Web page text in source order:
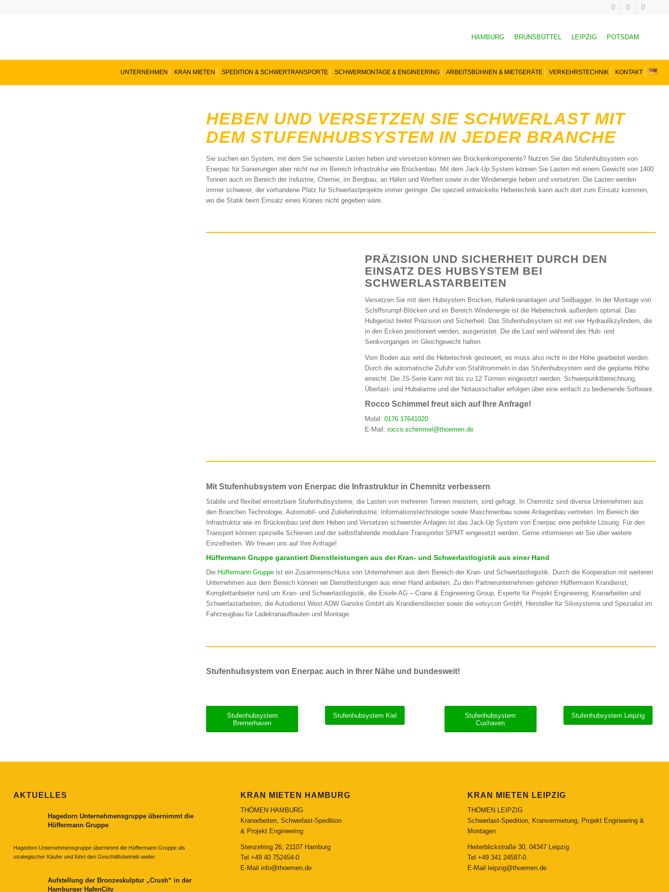
HAMBURG BRUNSBÜTTEL LEIPZIG POTSDAM
UNTERNEHMEN KRAN MIETEN SPEDITION & SCHWERTRANSPORTE SCHWERMONTAGE & ENGINEERING ARBEITSBÜHNEN & MIETGERÄTE VERKEHRSTECHNIK KONTAKT
HEBEN UND VERSETZEN SIE SCHWERLAST MIT
DEM STUFENHUBSYSTEM IN JEDER BRANCHE
Sie suchen ein System, mit dem Sie schwerste Lasten heben und versetzen können wie Brückenkomponente? Nutzen Sie das Stufenhubsystem von
Enerpac für Sanierungen aber nicht nur im Bereich Infrastruktur wie Brückenbau. Mit dem Jack-Up System können Sie Lasten mit einem Gewicht von 1400
Tonnen auch im Bereich der Industrie, Chemie, im Bergbau, an Häfen und Werften sowie in der Windenergie heben und versetzen. Die Lasten werden
immer schwerer, der vorhandene Platz für Schwerlastprojekte immer geringer. Die speziell entwickelte Hebetechnik kann auch dort zum Einsatz kommen,
wo die Statik beim Einsatz eines Kranes nicht gegeben wäre.
PRÄZISION UND SICHERHEIT DURCH DEN
EINSATZ DES HUBSYSTEM BEI
SCHWERLASTARBEITEN
Versetzen Sie mit dem Hubsystem Brücken, Hafenkrananlagen und Seilbagger. In der Montage von
Schiffsrumpf-Blöcken und im Bereich Windenergie ist die Hebetechnik außerdem optimal. Das
Hubgerüst bietet Präzision und Sicherheit. Das Stufenhubsystem ist mit vier Hydraulikzylindern, die
in den Ecken positioniert werden, ausgerüstet. Die die Last wird während des Hub- und
Senkvorganges im Gleichgewicht halten.
Vom Boden aus wird die Hebetechnik gesteuert, es muss also nicht in der Höhe gearbeitet werden.
Durch die automatische Zufuhr von Stahltrommeln in das Stufenhubsystem wird die geplante Höhe
erreicht. Die JS-Serie kann mit bis zu 12 Türmen eingesetzt werden. Schwerpunktberechnung,
Überlast- und Hubalarme und der Notausschalter erfolgen über eine einfach zu bedienende Software.
Rocco Schimmel freut sich auf Ihre Anfrage!
Mobil:0176 17641020
E-Mail:rocco.schimmel@thoemen.de
Mit Stufenhubsystem von Enerpac die Infrastruktur in Chemnitz verbessern
Stabile und flexibel einsetzbare Stufenhubsysteme, die Lasten von mehreren Tonnen meistern, sind gefragt. In Chemnitz sind diverse Unternehmen aus
den Branchen Technologie, Automobil- und Zulieferindustrie, Informationstechnologie sowie Maschinenbau sowie Anlagenbau vertreten. Im Bereich der
Infrastruktur wie im Brückenbau und dem Heben und Versetzen schwerster Anlagen ist das Jack-Up System von Enerpac eine perfekte Lösung. Für den
Transport können spezielle Schienen und der selbstfahrende modulare Transporter SPMT eingesetzt werden. Gerne informieren wir Sie über weitere
Einzelheiten. Wir freuen uns auf Ihre Anfrage!
Hüffermann Gruppe garantiert Dienstleistungen aus der Kran- und Schwerlastlogistik aus einer Hand
Die Hüffermann Gruppe ist ein Zusammenschluss von Unternehmen aus dem Bereich der Kran- und Schwerlastlogistik. Durch die Kooperation mit weiteren
Unternehmen aus dem Bereich können wir Dienstleistungen aus einer Hand anbieten. Zu den Partnerunternehmen gehören Hüffermann Krandienst,
Komplettanbieter rund um Kran- und Schwerlastlogistik, die Eisele AG – Crane & Engineering Group, Experte für Projekt Engineering, Kranarbeiten und
Schwerlastarbeiten, die Autodienst West ADW Ganske GmbH als Krandienstleister sowie die velsycon GmbH, Hersteller für Silosysteme und Spezialist im
Fahrzeugbau für Ladekranaufbauten und Montage.
Stufenhubsystem von Enerpac auch in Ihrer Nähe und bundesweit!
Stufenhubsystem
Bremerhaven
Stufenhubsystem Kiel
Stufenhubsystem
Cuxhaven
Stufenhubsystem Leipzig
AKTUELLES
Hagedorn Unternehmensgruppe übernimmt die
Hüffermann Gruppe
Hagedorn Unternehmensgruppe übernimmt die Hüffermann Gruppe als
strategischer Käufer und führt den Geschäftsbetrieb weiter.
Aufstellung der Bronzeskulptur „Crush“ in der
Hamburger HafenCity
KRAN MIETEN HAMBURG
THÖMEN HAMBURG
Kranarbeiten, Schwerlast-Spedition
& Projekt Engineering
Stenzelring 26, 21107 Hamburg
Tel +49 40 752454-0
E-Mail info@thoemen.de
KRAN MIETEN LEIPZIG
THÖMEN LEIPZIG
Schwerlast-Spedition, Kranvermietung, Projekt Engineering &
Montagen
Heiterblickstraße 30, 04347 Leipzig
Tel +49 341 24587-0
E-Mail
leipzig@thoemen.de